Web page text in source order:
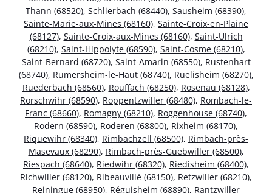
Thann (68520), Schlierbach (68440), Sausheim (68390),
Sainte-Marie-aux-Mines (68160), Sainte-Croix-en-Plaine
(68127), Sainte-Croix-aux-Mines (68160), Saint-Ulrich
(68210), Saint-Hippolyte (68590), Saint-Cosme (68210),
Saint-Bernard (68720), Saint-Amarin (68550), Rustenhart
(68740), Rumersheim-le-Haut (68740), Ruelisheim (68270),
Ruederbach (68560), Rouffach (68250), Rosenau (68128),
Rorschwihr (68590), Roppentzwiller (68480), Rombach-le-
Franc (68660), Romagny (68210), Roggenhouse (68740),
Rodern (68590), Roderen (68800), Rixheim (68170),
Riquewihr (68340), Rimbachzell (68500), Rimbach-près-
Masevaux (68290), Rimbach-près-Guebwiller (68500),
Riespach (68640), Riedwihr (68320), Riedisheim (68400),
Richwiller (68120), Ribeauvillé (68150), Retzwiller (68210),
Reiningue (68950), Réguisheim (68890), Rantzwiller